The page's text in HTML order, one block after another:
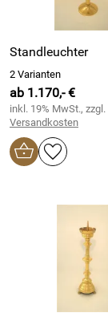
Standleuchter
2 Varianten
ab 1.170,- €
inkl. 19% MwSt., zzgl.
Versandkosten